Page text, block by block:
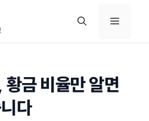
메
금 비율만 알면
다